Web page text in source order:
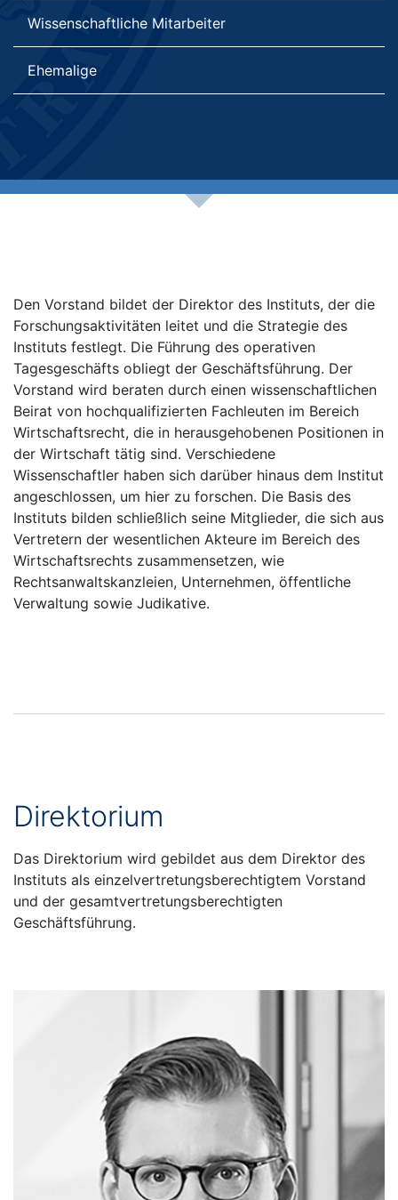
Wissenschaftliche Mitarbeiter
Ehemalige
Den Vorstand bildet der Direktor des Instituts, der die
Forschungsaktivitäten leitet und die Strategie des
Instituts festlegt. Die Führung des operativen
Tagesgeschäfts obliegt der Geschäftsführung. Der
Vorstand wird beraten durch einen wissenschaftlichen
Beirat von hochqualifizierten Fachleuten im Bereich
Wirtschaftsrecht, die in herausgehobenen Positionen in
der Wirtschaft tätig sind. Verschiedene
Wissenschaftler haben sich darüber hinaus dem Institut
angeschlossen, um hier zu forschen. Die Basis des
Instituts bilden schließlich seine Mitglieder, die sich aus
Vertretern der wesentlichen Akteure im Bereich des
Wirtschaftsrechts zusammensetzen, wie
Rechtsanwaltskanzleien, Unternehmen, öffentliche
Verwaltung sowie Judikative.
Direktorium
Das Direktorium wird gebildet aus dem Direktor des
Instituts als einzelvertretungsberechtigtem Vorstand
und der gesamtvertretungsberechtigten
Geschäftsführung.